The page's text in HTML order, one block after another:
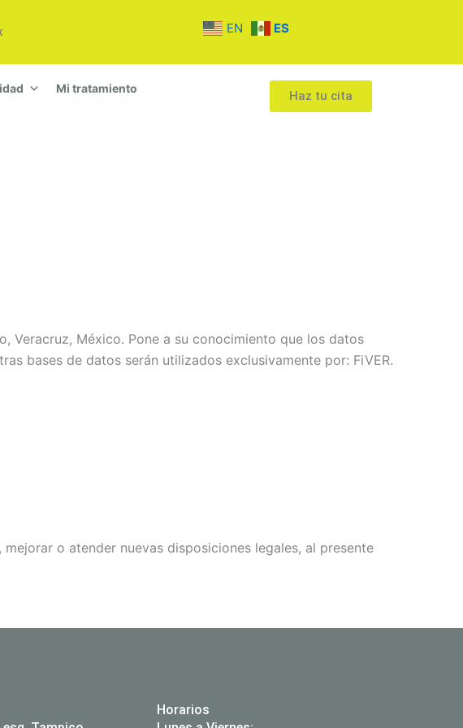
EN ES
Mi tratamiento
Haz tu cita
Veracruz, México. Pone a su conocimiento que los datos
bases de datos serán utilizados exclusivamente por: FiVER.
o atender nuevas disposiciones legales, al presente
Horarios